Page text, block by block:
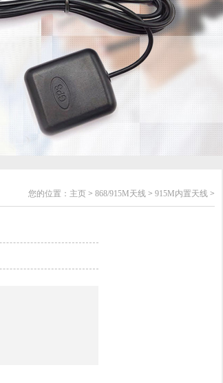
您的位置： 主页 > 868/915M天线 > 915M内置天线 >